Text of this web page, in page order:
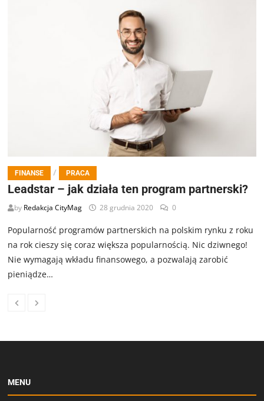
FINANSE / PRACA
Leadstar – jak działa ten program partnerski?
by Redakcja CityMag 28 grudnia 2020 0
Popularność programów partnerskich na polskim rynku z roku
na rok cieszy się coraz większa popularnością. Nic dziwnego!
Nie wymagają wkładu finansowego, a pozwalają zarobić
pieniądze…
MENU